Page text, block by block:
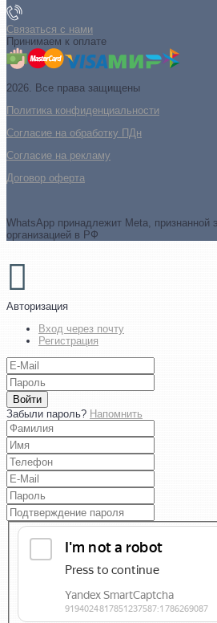
Связаться с нами
Принимаем к оплате
2026. Все права защищены
Политика конфиденциальности
Согласие на обработку ПДн
Cогласие на рекламу
Договор оферта
WhatsApp принадлежит Meta, признанной
организацией в РФ
Авторизация
Вход через почту
Регистрация
Войти
Забыли пароль? Напомнить